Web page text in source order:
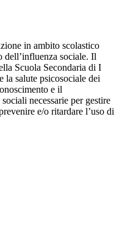
in ambito scolastico
dell’influenza sociale. Il
Scuola Secondaria di I
la salute psicosociale dei
e il
necessarie per gestire
e/o ritardare l’uso di